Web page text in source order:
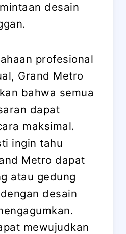
desain
profesional
Grand Metro
bahwa semua
dapat
maksimal.
ingin tahu
Metro dapat
atau gedung
desain
mewujudkan